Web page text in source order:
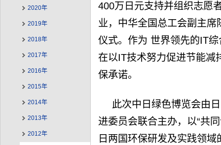
2020年
2019年
2018年
2017年
2016年
2015年
2014年
2013年
2012年
400万日元支持并组织志愿
业，中华全国总工会副主
仪式。作为 世界领先的IT
在以IT技术努力促进节能减
保承诺。
此次中日绿色博览会由
进委员会联合主办，以“共
日两国环保研发及实践领